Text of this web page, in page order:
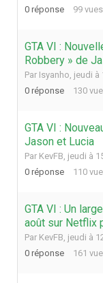
0 réponse 99 vues
GTA VI :
Robbery » de
Par Isyanho, jeudi à
0 réponse 130
GTA VI :
Jason et Lucia
Par KevFB, jeudi à
0 réponse 110
GTA VI : Un
août sur Netflix
Par KevFB, jeudi à
0 réponse 161